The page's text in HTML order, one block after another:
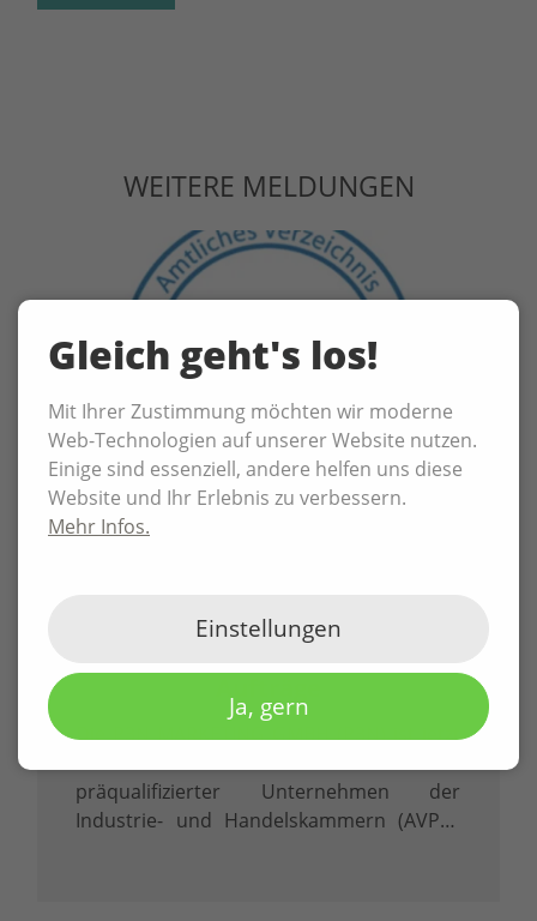
WEITERE MELDUNGEN
02.06.2026
präqualifiziert durch DIHK und
Die P3N MARKETING GMBH (P3N) ist jetzt
präqualifizierter Unternehmen der
Industrie- und Handelskammern (AVPQ)
Gleich geht's los!
Mit Ihrer Zustimmung möchten wir moderne
Web-Technologien auf unserer Website nutzen.
Einige sind essenziell, andere helfen uns diese
Website und Ihr Erlebnis zu verbessern.
Mehr Infos.
Einstellungen
Ja, gern